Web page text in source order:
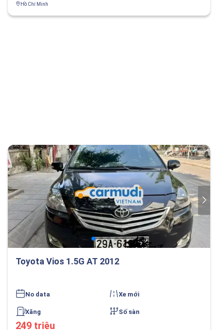
Hồ Chí Minh
Toyota Vios 1.5G AT 2012
No data Xe mới
Xăng Số sàn
249 triệu